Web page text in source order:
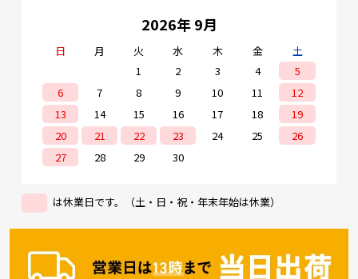
2026年 9月
日 月 火 水 木 金
土
1
2 3 4
5
6
7 8 9 10 11
12
13
14 15 16 17 18
19
20
21 22 23 24 25
26
27
28 29 30
は休業日です。（土・日・祝・年末年始は休業）